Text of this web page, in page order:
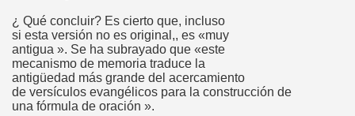
¿ Qué concluir? Es cierto que, incluso
si esta versión no es original,, es «muy
antigua ». Se ha subrayado que «este
mecanismo de memoria traduce la
antigüedad más grande del acercamiento
de versículos evangélicos para la construcción de
una fórmula de oración ».